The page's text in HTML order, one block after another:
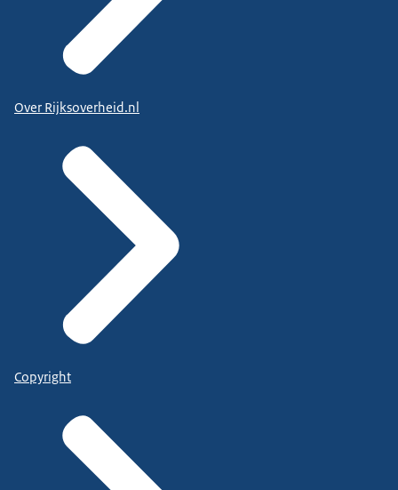
Over Rijksoverheid.nl
Copyright